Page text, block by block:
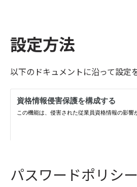
設定方法
以下のドキュメントに沿って設定
パスワードポリシ